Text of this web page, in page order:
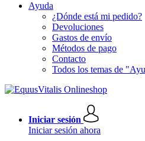
Ayuda
¿Dónde está mi pedido?
Devoluciones
Gastos de envío
Métodos de pago
Contacto
Todos los temas de
Iniciar sesión
Iniciar sesión ahora